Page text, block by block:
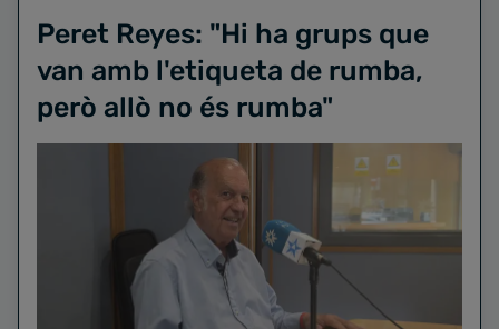
Peret Reyes: "Hi ha grups que
van amb l'etiqueta de rumba,
però allò no és rumba"